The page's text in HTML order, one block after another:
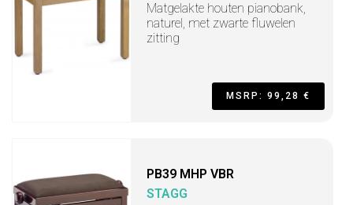
Matgelakte houten pianobank,
naturel, met zwarte fluwelen
zitting
MSRP: 99,28 €
PB39 MHP VBR
STAGG